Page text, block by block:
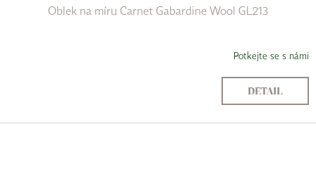
Oblek na míru Carnet Gabardine Wool GL213
Potkejte se s námi
DETAIL